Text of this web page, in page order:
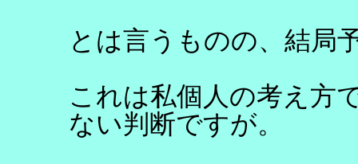
とは言うものの、結局
これは私個人の考え方
ない判断ですが。